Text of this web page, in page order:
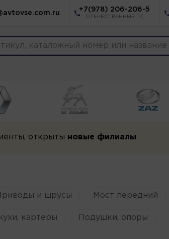
+7(978) 206-206-5
ОТЕЧЕСТВЕННЫЕ ТС
открыты новые филиалы
и шрусы Мост передний
картеры Подушки, опоры